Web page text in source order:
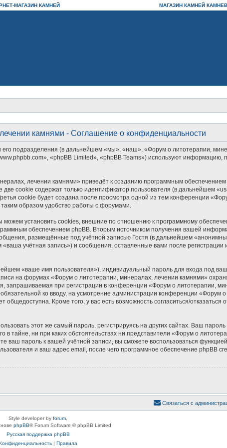
МАГАЗИН КАМНЕЙ МАГАЗИН КАМНЕЙ
камнями - Соглашение о конфиденциальности
подразделения (в дальнейшем «мы», «наш», «Форум о литотерапии,
«phpBB Limited», «phpBB Teams») используют
лечении камнями» приведёт к созданию программным
cookie содержат только идентификатор пользователя (в дальнейшем
cookie будет создана после просмотра одной из тем конференции
образом удобство работы с форумами.
установить cookies, внешние по отношению к программному
обеспечением phpBB. Вторым источником получения вашей
размещённые под учётной записью Гостя (в дальнейшем
учётная запись») и сообщения, оставленные вами после
«ваше имя пользователя»), индивидуальный пароль для входа под
на форумах «Форум о литотерапии, минералах, лечении камнями»
при регистрации в конференции «Форум о литотерапии,
ко вводу, на усмотрение администрации конференции «Форум
Кроме того, у вас есть возможность согласиться/отказаться
этот же самый пароль, регистрируясь на других сайтах. Ваш пароль
тайне, ни при каких обстоятельствах ни представители «Форум о
ваш пароль к вашей учётной записи, вы сможете воспользоваться
и ваш адрес email, после чего программное обеспечение phpBB
Связаться с
Style developer by forum
phpBB® Forum Software © phpBB Limited
Русская поддержка phpBB
| Правила